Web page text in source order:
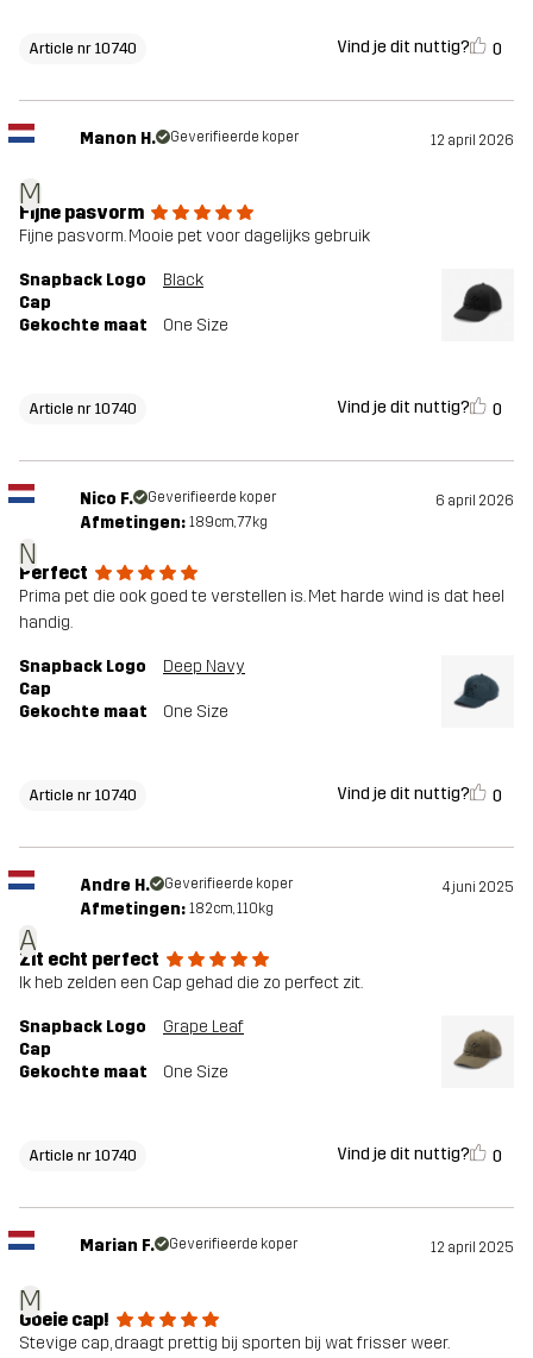
Article nr 10740 Vind je dit nuttig? 0
M
Manon H. Geverifieerde koper 12 april 2026
Fijne pasvorm
Fijne pasvorm. Mooie pet voor dagelijks gebruik
Snapback Logo
Cap
Black
Gekochte maat One Size
Article nr 10740 Vind je dit nuttig? 0
N
Nico F. Geverifieerde koper 6 april 2026
Afmetingen: 189cm, 77kg
Perfect
Prima pet die ook goed te verstellen is. Met harde wind is dat heel
handig.
Snapback Logo
Cap
Deep Navy
Gekochte maat One Size
Article nr 10740 Vind je dit nuttig? 0
A
Andre H. Geverifieerde koper 4 juni 2025
Afmetingen: 182cm, 110kg
Zit echt perfect
Ik heb zelden een Cap gehad die zo perfect zit.
Snapback Logo
Cap
Grape Leaf
Gekochte maat One Size
Article nr 10740 Vind je dit nuttig? 0
M
Marian F. Geverifieerde koper 12 april 2025
Goeie cap!
Stevige cap, draagt prettig bij sporten bij wat frisser weer.